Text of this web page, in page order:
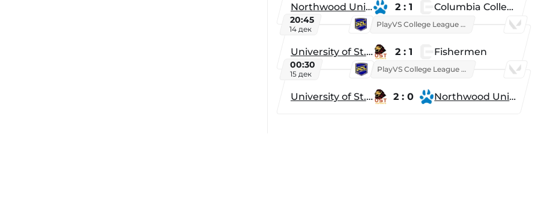
Northwood University 2 : 1 Columbia College
20:45
14 дек
PlayVS College League 2025: Fall
University of St. Thomas 2 : 1 Fishermen
00:30
15 дек
PlayVS College League 2025: Fall
University of St. Thomas 2 : 0 Northwood University